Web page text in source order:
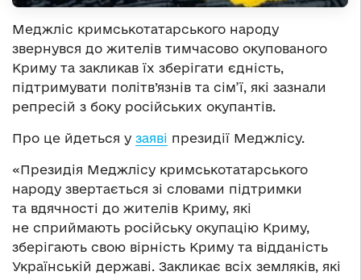
Меджліс кримськотатарського народу
звернувся до жителів тимчасово окупованого
Криму та закликав їх зберігати єдність,
підтримувати політв’язнів та сім’ї, які зазнали
репресій з боку російських окупантів.
Про це йдеться у заяві президії Меджлісу.
«Президія Меджлісу кримськотатарського
народу звертається зі словами підтримки
та вдячності до жителів Криму, які
не сприймають російську окупацію Криму,
зберігають свою вірність Криму та відданість
Українській державі. Закликає всіх земляків, які